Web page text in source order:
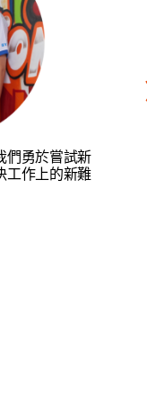
們勇於嘗試新
工作上的新難